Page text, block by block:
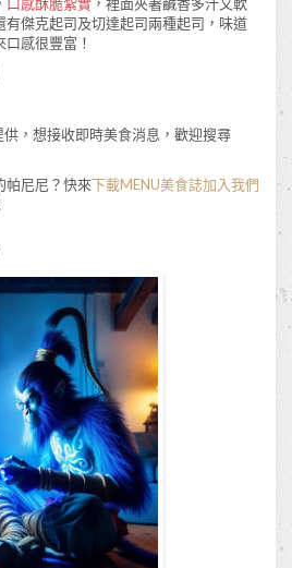
口感酥脆紮實 ，裡面夾著鹹香多汁又軟
傑克起司及切達起司兩種起司，味道
感很豐富！
，想接收即時美食消息，歡迎搜尋
帕尼尼？快來下載MENU美食誌加入我們